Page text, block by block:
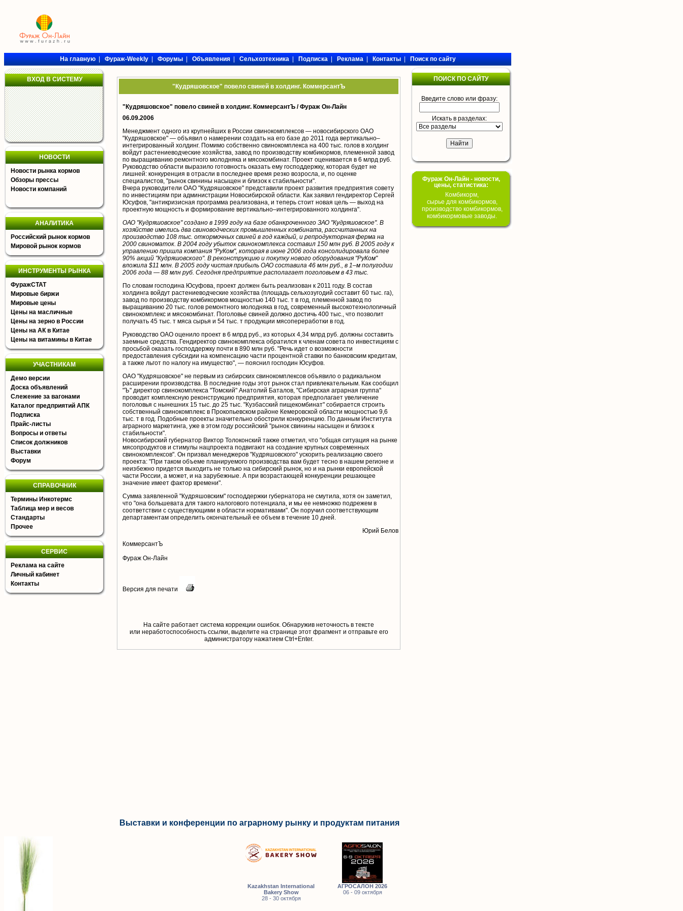
На главную|Фураж-Weekly|Форумы|Объявления|Сельхозтехника|Подписка|Реклама|Контакты|Поиск по сайту
ВХОД В СИСТЕМУ
НОВОСТИ
Новости рынка кормов
Обзоры прессы
Новости компаний
АНАЛИТИКА
Российский рынок кормов
Мировой рынок кормов
ИНСТРУМЕНТЫ РЫНКА
ФуражСТАТ
Мировые биржи
Мировые цены
Цены на масличные
Цены на зерно в России
Цены на АК в Китае
Цены на витамины в Китае
УЧАСТНИКАМ
Демо версии
Доска объявлений
Слежение за вагонами
Каталог предприятий АПК
Подписка
Прайс-листы
Вопросы и ответы
Список должников
Выставки
Форум
СПРАВОЧНИК
Термины Инкотермс
Таблица мер и весов
Стандарты
Прочее
СЕРВИС
Реклама на сайте
Личный кабинет
Контакты
"Кудряшовское" повело свиней в холдинг. КоммерсантЪ
"Кудряшовское" повело свиней в холдинг. КоммерсантЪ /Фураж Он-Лайн
06.09.2006
Менеджмент одного из крупнейших в России свинокомплексов — новосибирского ОАО
"Кудряшовское" — объявил о намерении создать на его базе до 2011 года вертикально–
интегрированный холдинг. Помимо собственно свинокомплекса на 400 тыс. голов в холдинг
войдут растениеводческие хозяйства, завод по производству комбикормов, племенной завод
по выращиванию ремонтного молодняка и мясокомбинат. Проект оценивается в 6 млрд руб.
Руководство области выразило готовность оказать ему господдержку, которая будет не
лишней: конкуренция в отрасли в последнее время резко возросла, и, по оценке
специалистов, "рынок свинины насыщен и близок к стабильности".
Вчера руководители ОАО "Кудряшовское" представили проект развития предприятия совету
по инвестициям при администрации Новосибирской области. Как заявил гендиректор Сергей
Юсуфов, "антикризисная программа реализована, и теперь стоит новая цель — выход на
проектную мощность и формирование вертикально–интегрированного холдинга".
ОАО "Кудряшовское" создано в 1999 году на базе обанкроченного ЗАО "Кудряшовское". В
хозяйстве имелись два свиноводческих промышленных комбината, рассчитанных на
производство 108 тыс. откормочных свиней в год каждый, и репродукторная ферма на
2000 свиноматок. В 2004 году убыток свинокомплекса составил 150 млн руб. В 2005 году к
управлению пришла компания "РуКом", которая в июне 2006 года консолидировала более
90% акций "Кудряшовского". В реконструкцию и покупку нового оборудования "РуКом"
вложила $11 млн. В 2005 году чистая прибыль ОАО составила 46 млн руб., в 1–м полугодии
2006 года — 88 млн руб. Сегодня предприятие располагает поголовьем в 43 тыс.
По словам господина Юсуфова, проект должен быть реализован к 2011 году. В состав
холдинга войдут растениеводческие хозяйства (площадь сельхозугодий составит 60 тыс. га),
завод по производству комбикормов мощностью 140 тыс. т в год, племенной завод по
выращиванию 20 тыс. голов ремонтного молодняка в год, современный высокотехнологичный
свинокомплекс и мясокомбинат. Поголовье свиней должно достичь 400 тыс., что позволит
получать 45 тыс. т мяса сырья и 54 тыс. т продукции мясопереработки в год.
Руководство ОАО оценило проект в 6 млрд руб., из которых 4,34 млрд руб. должны составить
заемные средства. Гендиректор свинокомплекса обратился к членам совета по инвестициям с
просьбой оказать господдержку почти в 890 млн руб. "Речь идет о возможности
предоставления субсидии на компенсацию части процентной ставки по банковским кредитам,
а также льгот по налогу на имущество", — пояснил господин Юсуфов.
ОАО "Кудряшовское" не первым из сибирских свинокомплексов объявило о радикальном
расширении производства. В последние годы этот рынок стал привлекательным. Как сообщил
"Ъ" директор свинокомплекса "Томский" Анатолий Баталов, "Сибирская аграрная группа"
проводит комплексную реконструкцию предприятия, которая предполагает увеличение
поголовья с нынешних 15 тыс. до 25 тыс. "Кузбасский пищекомбинат" собирается строить
собственный свинокомплекс в Прокопьевском районе Кемеровской области мощностью 9,6
тыс. т в год. Подобные проекты значительно обострили конкуренцию. По данным Института
аграрного маркетинга, уже в этом году российский "рынок свинины насыщен и близок к
стабильности".
Новосибирский губернатор Виктор Толоконский также отметил, что "общая ситуация на рынке
мясопродуктов и стимулы нацпроекта подвигают на создание крупных современных
свинокомплексов". Он призвал менеджеров "Кудряшовского" ускорить реализацию своего
проекта: "При таком объеме планируемого производства вам будет тесно в нашем регионе и
неизбежно придется выходить не только на сибирский рынок, но и на рынки европейской
части России, а может, и на зарубежные. А при возрастающей конкуренции решающее
значение имеет фактор времени".
Сумма заявленной "Кудряшовским" господдержки губернатора не смутила, хотя он заметил,
что "она большевата для такого налогового потенциала, и мы ее немножко подрежем в
соответствии с существующими в области нормативами". Он поручил соответствующим
департаментам определить окончательный ее объем в течение 10 дней.
Юрий Белов
КоммерсантЪ
Фураж Он-Лайн
Версия для печати
На сайте работает система коррекции ошибок. Обнаружив неточность в тексте
или неработоспособность ссылки, выделите на странице этот фрагмент и отправьте его
aдминистратору нажатием Ctrl+Enter.
ПОИСК ПО САЙТУ
Введите слово или фразу:
Искать в разделах:
Фураж Он-Лайн - новости,
цены, статистика:
Комбикорм,
сырье для комбикормов,
производство комбикормов,
комбикормовые заводы.
Выставки и конференции по аграрному рынку и продуктам питания
Kazakhstan International
Bakery Show
28 - 30 октября
АГРОСАЛОН 2026
06 - 09 октября